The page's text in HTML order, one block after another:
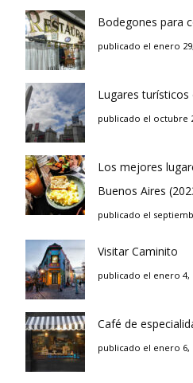
Bodegones para
publicado el enero
Lugares turísticos
publicado el octubre
Los mejores
Buenos Aires
publicado el
Visitar Caminito
publicado el enero 4,
Café de
publicado el enero 6,